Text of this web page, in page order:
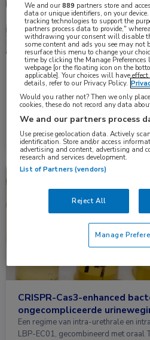
4 miljoen voor eerste
gepersonaliseerde
Het UMC Utrecht krijgt een beurs
eerste klinische studie …
5 jan. 2026
Infectieziekten
CRISPR-Cas3-enhanced
ongecompliceerde
Een regime van intra-urethrale en
LBP-EC01, gecombineerd met oraal
We and our889 partners store and
data or unique identifiers, on your
tracking technologies to support the
partners process data to provide,"
withdrawing your consent will disable
some content and ads you see may not
resurface this menu to change your
time by clicking the Manage
webpage [or the floating icon on the
applicable]. Your choices will have
details, refer to our Privacy Policy.
Would you rather not? Then we only
cookies, these do not record any data
We and our partners process
Use precise geolocation data. Actively
identification. Store and/or access
advertising and content, advertising and
research and services development.
List of Partners (vendors)
Reject All
Manage